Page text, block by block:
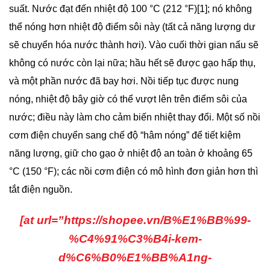
suất. Nước đạt đến nhiệt độ 100 °C (212 °F)[1]; nó không
thể nóng hơn nhiệt độ điểm sôi này (tất cả năng lượng dư
sẽ chuyển hóa nước thành hơi). Vào cuối thời gian nấu sẽ
không có nước còn lại nữa; hầu hết sẽ được gạo hấp thụ,
và một phần nước đã bay hơi. Nồi tiếp tục được nung
nóng, nhiệt độ bây giờ có thể vượt lên trên điểm sôi của
nước; điều này làm cho cảm biến nhiệt thay đổi. Một số nồi
cơm điện chuyển sang chế độ “hâm nóng” để tiết kiệm
năng lượng, giữ cho gạo ở nhiệt độ an toàn ở khoảng 65
°C (150 °F); các nồi cơm điện có mô hình đơn giản hơn thì
tắt điện nguồn.
[at url=”https://shopee.vn/B%E1%BB%99-
%C4%91%C3%B4i-kem-
d%C6%B0%E1%BB%A1ng-